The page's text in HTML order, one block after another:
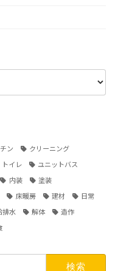
ン
クリーニング
トイレ
ユニットバス
内装
塗装
床暖房 建材
日常
排水 解体
造作